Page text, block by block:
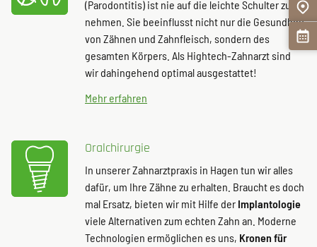
(Parodontitis) ist nie auf die leichte Schulter zu
nehmen. Sie beeinflusst nicht nur die Gesundheit
von Zähnen und Zahnfleisch, sondern des
gesamten Körpers. Als Hightech-Zahnarzt sind
wir dahingehend optimal ausgestattet!
Mehr erfahren
Oralchirurgie
In unserer Zahnarztpraxis in Hagen tun wir alles
dafür, um Ihre Zähne zu erhalten. Braucht es doch
mal Ersatz, bieten wir mit Hilfe der Implantologie
viele Alternativen zum echten Zahn an. Moderne
Technologien ermöglichen es uns, Kronen für